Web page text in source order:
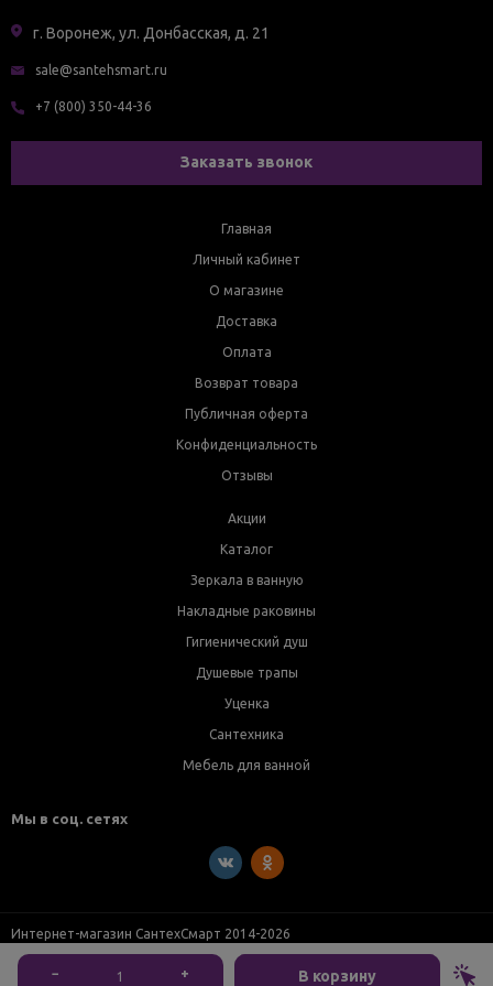
− + В корзину
г. Воронеж, ул. Донбасская, д. 21
sale@santehsmart.ru
+7 (800) 350-44-36
Заказать звонок
Главная
Личный кабинет
О магазине
Доставка
Оплата
Возврат товара
Публичная оферта
Конфиденциальность
Отзывы
Акции
Каталог
Зеркала в ванную
Накладные раковины
Гигиенический душ
Душевые трапы
Уценка
Сантехника
Мебель для ванной
Мы в соц. сетях
Интернет-магазин СантехСмарт 2014-2026